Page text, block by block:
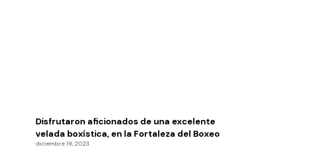
Disfrutaron aficionados de una excelente
velada boxística, en la Fortaleza del Boxeo
diciembre 19, 2023